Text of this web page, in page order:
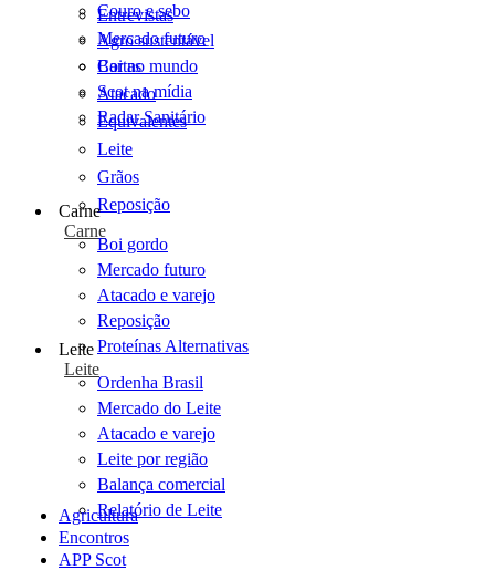
Entrevistas
Agro sustentável
Cartas
Scot na mídia
Radar Sanitário
Couro e sebo
Mercado futuro
Boi no mundo
Atacado
Equivalentes
Leite
Grãos
Reposição
Carne
Carne
Boi gordo
Mercado futuro
Atacado e varejo
Reposição
Proteínas Alternativas
Leite
Leite
Ordenha Brasil
Mercado do Leite
Atacado e varejo
Leite por região
Balança comercial
Relatório de Leite
Agricultura
Encontros
APP Scot